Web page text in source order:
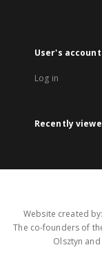
User's account
Log in
Recently
Website created
The co-founders of
Olsztyn